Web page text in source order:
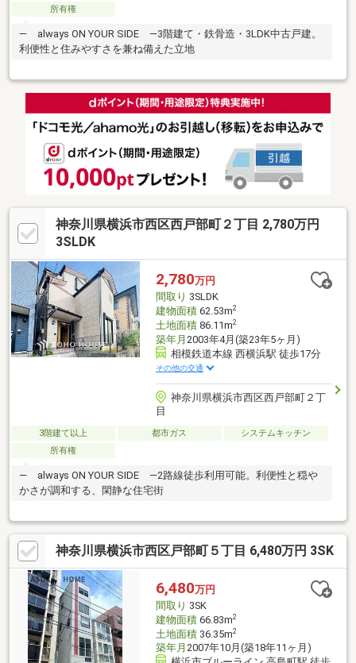
所有権
― always ON YOUR SIDE ―3階建て・鉄骨造・3LDK中古戸建。
利便性と住みやすさを兼ね備えた立地
神奈川県横浜市西区西戸部町２丁目 2,780万円
3SLDK
2,780万円
間取り 3SLDK
建物面積62.53m2
土地面積86.11m2
築年月 2003年4月(築23年5ヶ月)
相模鉄道本線 西横浜駅 徒歩17分
その他の交通
神奈川県横浜市西区西戸部町２丁
目
3階建て以上 都市ガス
システムキッチン
所有権
― always ON YOUR SIDE ―2路線徒歩利用可能。利便性と穏や
かさが調和する、閑静な住宅街
神奈川県横浜市西区戸部町５丁目 6,480万円 3SK
6,480万円
間取り 3SK
建物面積66.83m2
土地面積36.35m2
築年月 2007年10月(築18年11ヶ月)